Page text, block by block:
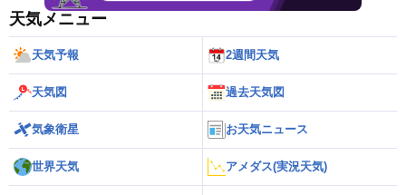
天気メニュー
天気予報 2週間天気
天気図 過去天気図
気象衛星 お天気ニュース
世界天気 アメダス(実況天気)